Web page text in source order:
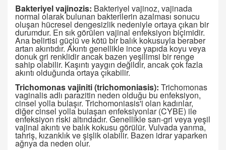
Bakteriyel vajinozis: Bakteriyel vajinoz, vajinada
normal olarak bulunan bakterilerin azalması sonucu
oluşan hücresel dengesizlik nedeniyle ortaya çıkan bir
durumdur. En sık görülen vajinal enfeksiyon biçimidir.
Ana belirtisi güçlü ve kötü bir balık kokusuyla beraber
artan akıntıdır. Akıntı genellikle ince yapıda koyu veya
donuk gri renklidir ancak bazen yeşilimsi bir renge
sahip olabilir. Kaşıntı yaygın değildir, ancak çok fazla
akıntı olduğunda ortaya çıkabilir.
Trichomonas vajiniti (trichomoniasis): Trichomonas
vaginalis adlı parazitin neden olduğu bu enfeksiyon,
cinsel yolla bulaşır. Trichomoniasis'i olan kadınlar,
diğer cinsel yolla bulaşan enfeksiyonlar (CYBE) ile
enfeksiyon riski altındadır. Genellikle sarı-gri veya yeşil
vajinal akıntı ve balık kokusu görülür. Vulvada yanma,
tahriş, kızarıklık ve şişlik olabilir. Bazen idrar yaparken
ağrıya da neden olur.